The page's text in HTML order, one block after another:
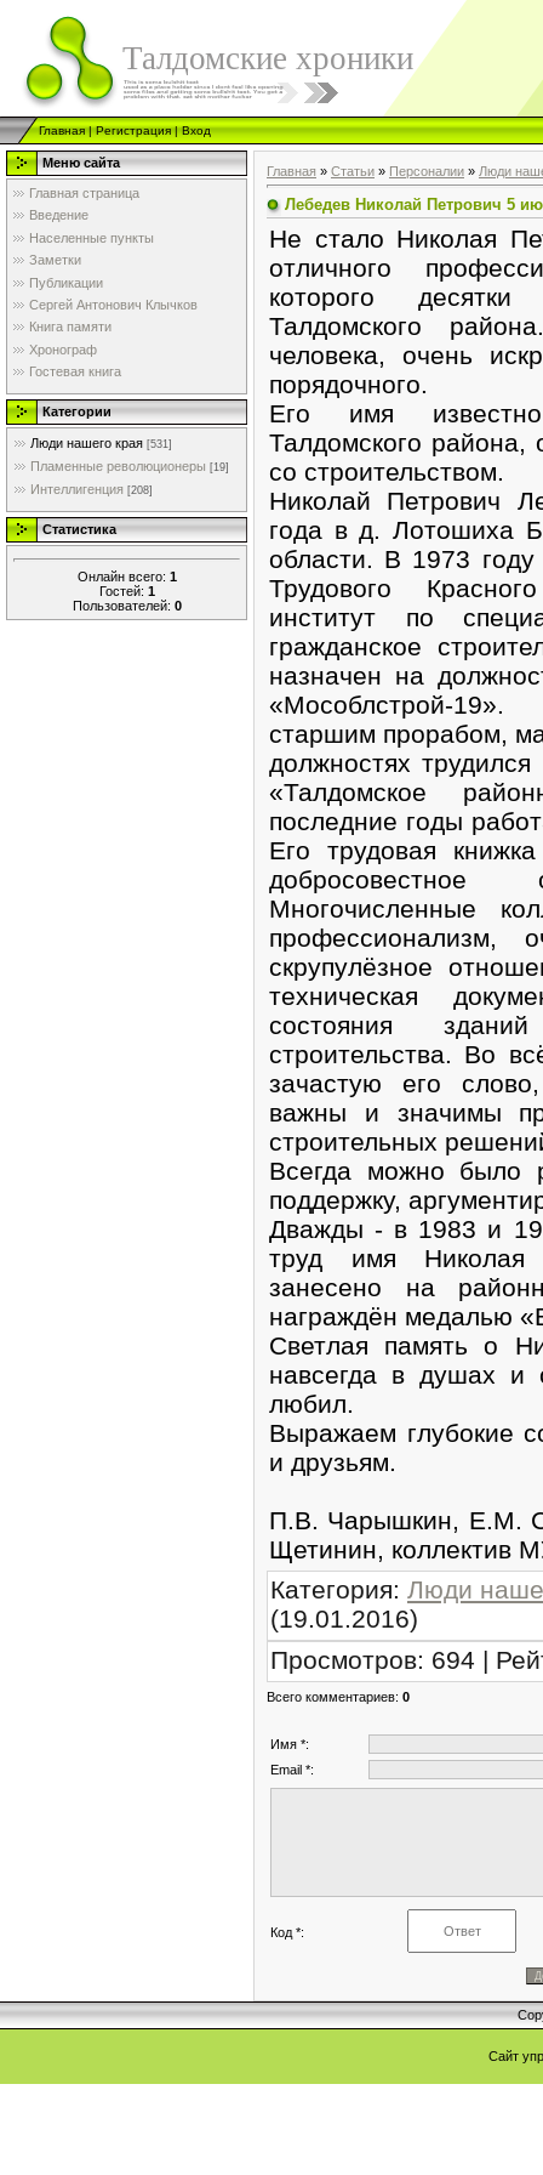
Талдомские хроники
Главная|Регистрация|Вход
Меню сайта
Главная страница
Введение
Населенные пункты
Заметки
Публикации
Сергей Антонович Клычков
Книга памяти
Хронограф
Гостевая книга
Категории
Люди нашего края [531]
Пламенные революционеры [19]
Интеллигенция [208]
Статистика
Онлайн всего: 1
Гостей: 1
Пользователей: 0
Главная » Статьи » Персоналии » Люди
Лебедев Николай Петрович 5
Не стало Николая
отличного
которого
Талдомского
человека, очень
порядочного.
Его имя
Талдомского района,
со строительством.
Николай Петрович
года в д. Лотошиха
области. В 1973 году
Трудового
институт по
гражданское
назначен на
«Мособлстрой-
старшим прорабом,
должностях
«Талдомское
последние годы
Его трудовая
Многочисленные
профессионализм,
скрупулёзное
техническая
состояния
строительства. Во
зачастую его
важны и значимы
строительных
Всегда можно было
поддержку,
Дважды - в 1983 и
труд имя Николая
занесено на
награждён медалью
Светлая память о
навсегда в душах и
любил.
Выражаем глубокие
и друзьям.
П.В. Чарышкин, Е.М.
Щетинин, коллектив
Категория: Люди
(19.01.2016)
Просмотров: 694 |
Всего комментариев: 0
Имя *:
Email *:
Код *:
Сайт